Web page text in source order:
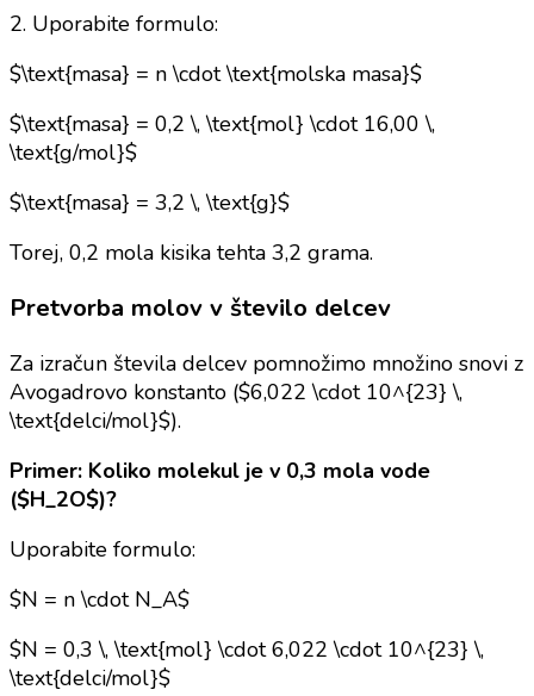
2. Uporabite formulo:
$\text{masa} = n \cdot \text{molska masa}$
$\text{masa} = 0,2 \, \text{mol} \cdot 16,00 \,
\text{g/mol}$
$\text{masa} = 3,2 \, \text{g}$
Torej, 0,2 mola kisika tehta 3,2 grama.
Pretvorba molov v število delcev
Za izračun števila delcev pomnožimo množino snovi z
Avogadrovo konstanto ($6,022 \cdot 10^{23} \,
\text{delci/mol}$).
Primer: Koliko molekul je v 0,3 mola vode
($H_2O$)?
Uporabite formulo:
$N = n \cdot N_A$
$N = 0,3 \, \text{mol} \cdot 6,022 \cdot 10^{23} \,
\text{delci/mol}$